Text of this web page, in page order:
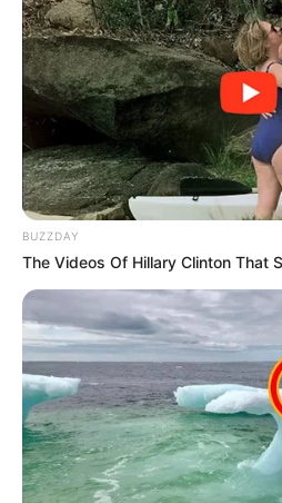
BUZZDAY
The Videos Of Hillary Clinton That